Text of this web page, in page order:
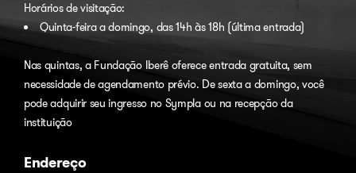
Horários de visitação:
Quinta-feira a domingo, das 14h às 18h (última entrada)
Nas quintas, a Fundação Iberê oferece entrada gratuita, sem
necessidade de agendamento prévio. De sexta a domingo, você
pode adquirir seu ingresso no Symplaou na recepção da
instituição
Endereço